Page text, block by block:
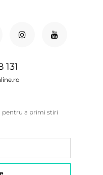
131
pentru a primi stiri